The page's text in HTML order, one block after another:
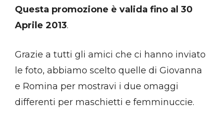
Questa promozione è valida fino al 30
Aprile 2013.
Grazie a tutti gli amici che ci hanno inviato
le foto, abbiamo scelto quelle di Giovanna
e Romina per mostravi i due omaggi
differenti per maschietti e femminuccie.